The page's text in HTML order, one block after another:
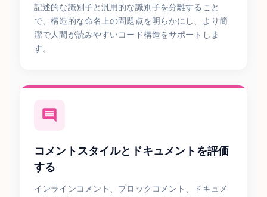
記述的な識別子と汎用的な識別子を分離すること
で、構造的な命名上の問題点を明らかにし、より簡
潔で人間が読みやすいコード構造をサポートしま
す。
コメントスタイルとドキュメントを評価
する
インラインコメント、ブロックコメント、ドキュメ